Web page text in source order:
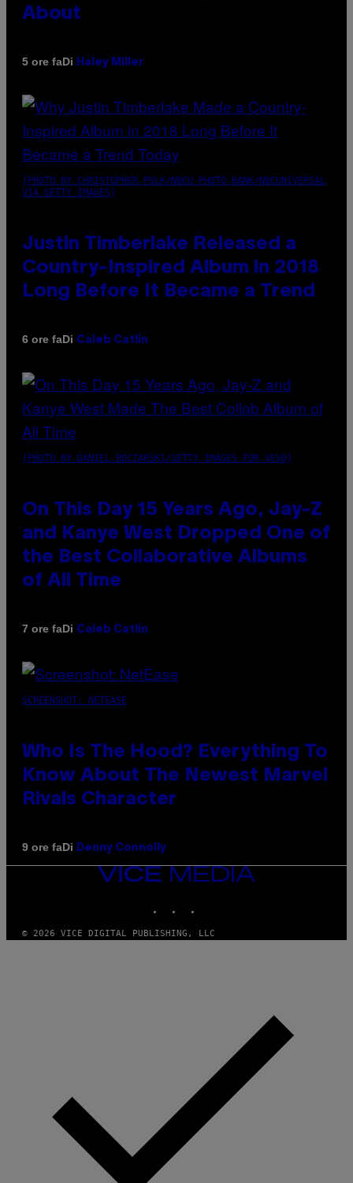
About
5 ore faDi Haley Miller
(PHOTO BY CHRISTOPHER POLK/NBCU PHOTO BANK/NBCUNIVERSAL
VIA GETTY IMAGES)
Justin Timberlake Released a
Country-Inspired Album in 2018
Long Before It Became a Trend
6 ore faDi Caleb Catlin
(PHOTO BY DANIEL BOCZARSKI/GETTY IMAGES FOR VEVO)
On This Day 15 Years Ago, Jay-Z
and Kanye West Dropped One of
the Best Collaborative Albums
of All Time
7 ore faDi Caleb Catlin
SCREENSHOT: NETEASE
Who Is The Hood? Everything To
Know About The Newest Marvel
Rivals Character
9 ore faDi Denny Connolly
VICE
MEDIA
© 2026 VICE DIGITAL PUBLISHING, LLC